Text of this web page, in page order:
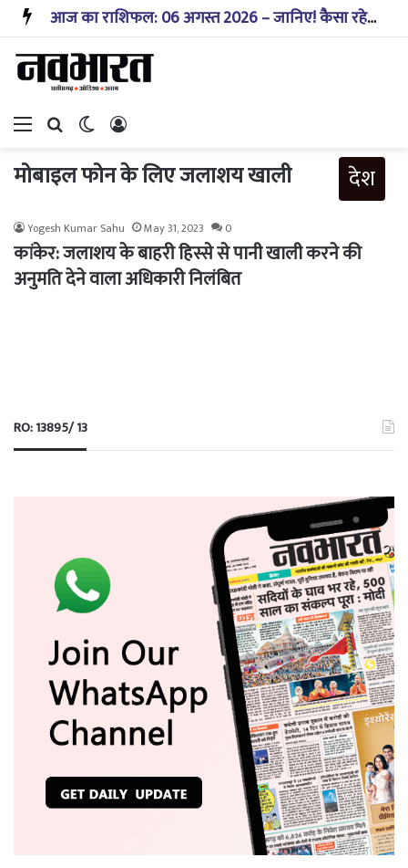
आज का राशिफल: 06 अगस्त 2026 – जानिए! कैसा रहेगा आपका आज का दिन?
Menu Search forSwitch skin
मोबाइल फोन के लिए जलाशय खाली देश
Yogesh Kumar Sahu May 31, 2023 0
कांकेर: जलाशय के बाहरी हिस्से से पानी खाली करने की
अनुमति देने वाला अधिकारी निलंबित
RO: 13895/ 13